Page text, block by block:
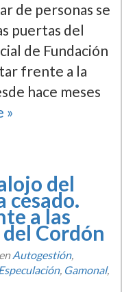
de personas se
puertas del
de Fundación
frente a la
hace meses
»
del
cesado.
a las
Cordón
Autogestión,
, Gamonal,